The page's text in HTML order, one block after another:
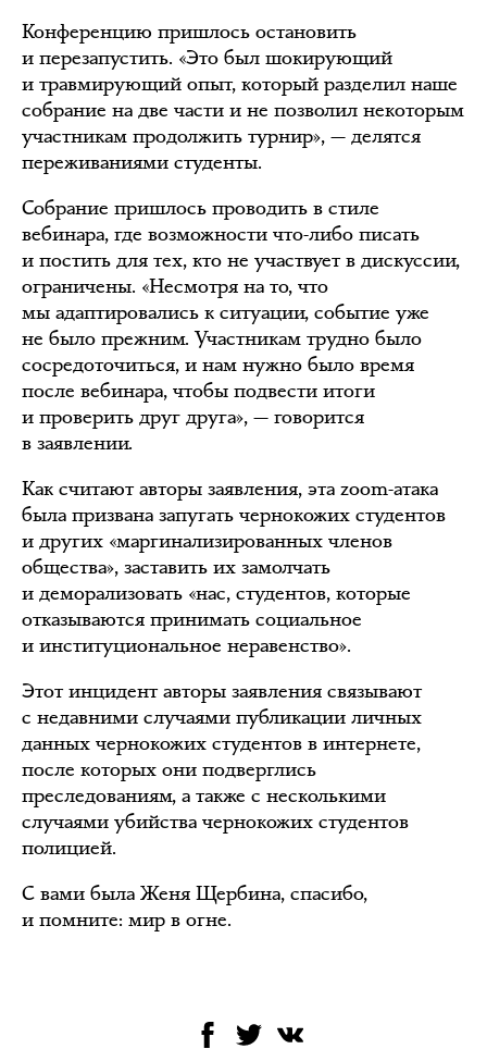
Конференцию пришлось остановить
и перезапустить. «Это был шокирующий
и травмирующий опыт, который разделил наше
собрание на две части и не позволил некоторым
участникам продолжить турнир», — делятся
переживаниями студенты.
Собрание пришлось проводить в стиле
вебинара, где возможности что-либо писать
и постить для тех, кто не участвует в дискуссии,
ограничены. «Несмотря на то, что
мы адаптировались к ситуации, событие уже
не было прежним. Участникам трудно было
сосредоточиться, и нам нужно было время
после вебинара, чтобы подвести итоги
и проверить друг друга», — говорится
в заявлении.
Как считают авторы заявления, эта zoom-атака
была призвана запугать чернокожих студентов
и других «маргинализированных членов
общества», заставить их замолчать
и деморализовать «нас, студентов, которые
отказываются принимать социальное
и институциональное неравенство».
Этот инцидент авторы заявления связывают
с недавними случаями публикации личных
данных чернокожих студентов в интернете,
после которых они подверглись
преследованиям, а также с несколькими
случаями убийства чернокожих студентов
полицией.
С вами была Женя Щербина, спасибо,
и помните: мир в огне.